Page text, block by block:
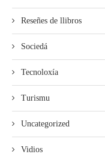
Reseñes de llibros
Sociedá
Tecnoloxía
Turismu
Uncategorized
Vidios